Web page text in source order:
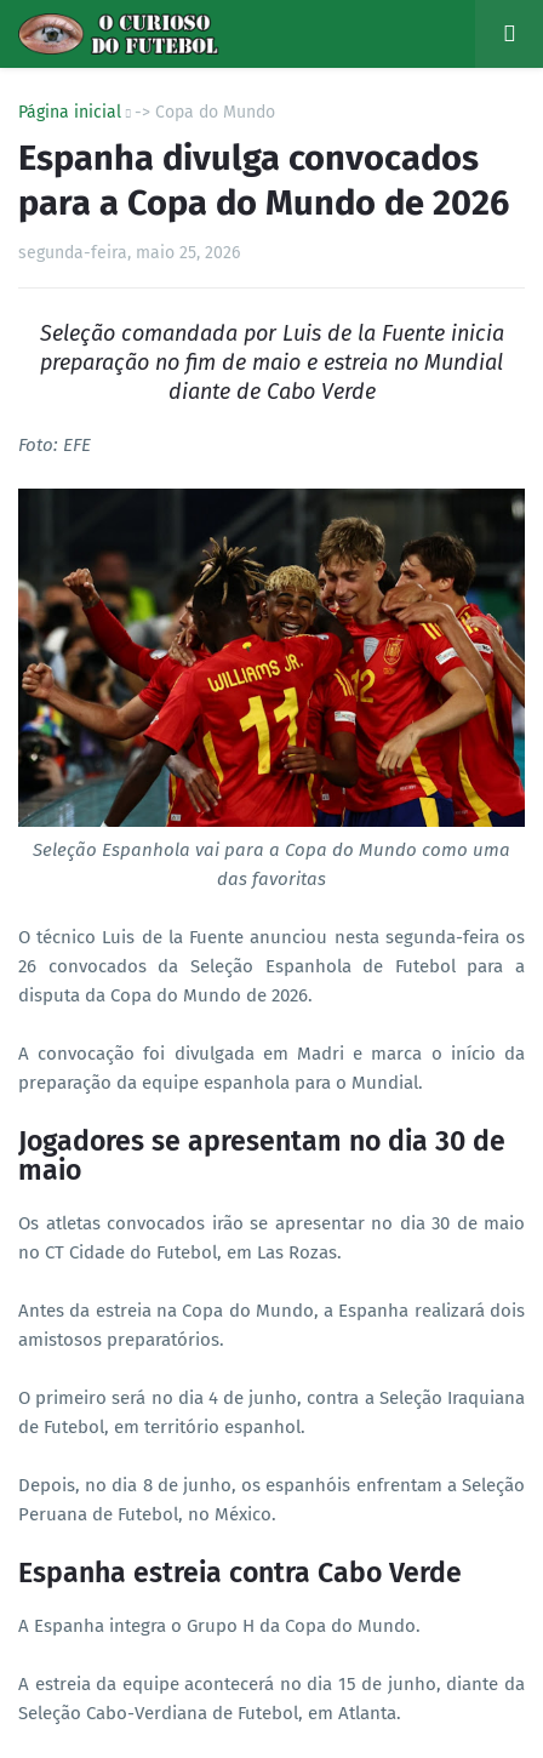
Página inicial -> Copa do Mundo
Espanha divulga convocados
para a Copa do Mundo de 2026
segunda-feira, maio 25, 2026
Seleção comandada por Luis de la Fuente inicia
preparação no fim de maio e estreia no Mundial
diante de Cabo Verde
Foto: EFE
Seleção Espanhola vai para a Copa do Mundo como uma
das favoritas
O técnico Luis de la Fuente anunciou nesta segunda-feira os
26 convocados da Seleção Espanhola de Futebol para a
disputa da Copa do Mundo de 2026.
A convocação foi divulgada em Madri e marca o início da
preparação da equipe espanhola para o Mundial.
Jogadores se apresentam no dia 30 de
maio
Os atletas convocados irão se apresentar no dia 30 de maio
no CT Cidade do Futebol, em Las Rozas.
Antes da estreia na Copa do Mundo, a Espanha realizará dois
amistosos preparatórios.
O primeiro será no dia 4 de junho, contra a Seleção Iraquiana
de Futebol, em território espanhol.
Depois, no dia 8 de junho, os espanhóis enfrentam a Seleção
Peruana de Futebol, no México.
Espanha estreia contra Cabo Verde
A Espanha integra o Grupo H da Copa do Mundo.
A estreia da equipe acontecerá no dia 15 de junho, diante da
Seleção Cabo-Verdiana de Futebol, em Atlanta.